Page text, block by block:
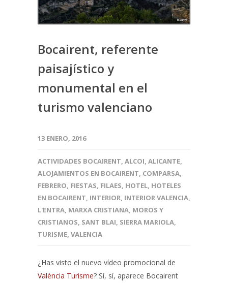
Bocairent, referente
paisajístico y
monumental en el
turismo valenciano
13 ENERO, 2016
ACTIVIDADES BOCAIRENT, ALCOI, ALICANTE,
ALOJAMIENTOS EN BOCAIRENT, COMPARSA,
FEBRERO, FIESTAS, FILAES, HOTEL, HOTELES
EN BOCAIRENT, INTERIOR, INTERIOR VALENCIA,
L'ENTRA, MARXA CRISTIANA, MOROS Y
CRISTIANOS, SANT BLAI, SIERRA MARIOLA,
TURISME, VALENCIA
¿Has visto el nuevo vídeo promocional de
València Turisme? Sí, sí, aparece Bocairent